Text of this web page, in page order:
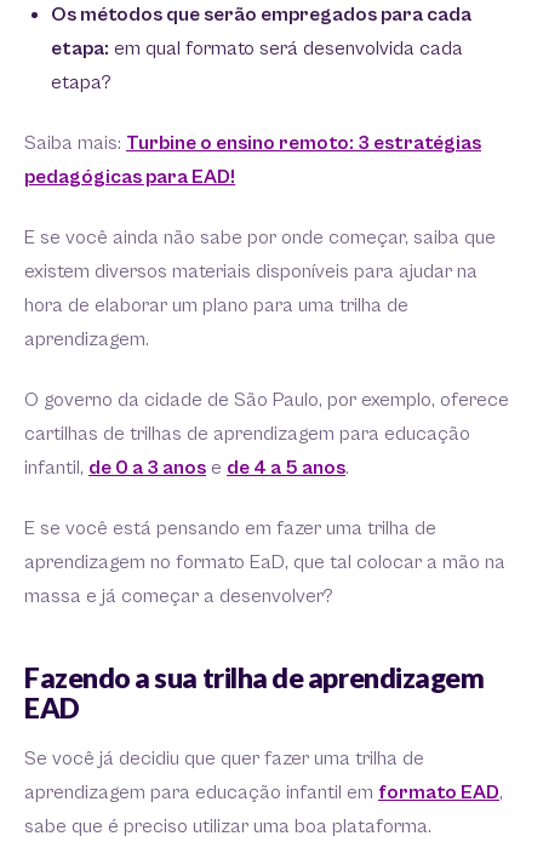
Os métodos que serão empregados para cada
etapa: em qual formato será desenvolvida cada
etapa?
Saiba mais: Turbine o ensino remoto: 3 estratégias
pedagógicas para EAD!
E se você ainda não sabe por onde começar, saiba que
existem diversos materiais disponíveis para ajudar na
hora de elaborar um plano para uma trilha de
aprendizagem.
O governo da cidade de São Paulo, por exemplo, oferece
cartilhas de trilhas de aprendizagem para educação
infantil, de 0 a 3 anos e de 4 a 5 anos.
E se você está pensando em fazer uma trilha de
aprendizagem no formato EaD, que tal colocar a mão na
massa e já começar a desenvolver?
Fazendo a sua trilha de aprendizagem
EAD
Se você já decidiu que quer fazer uma trilha de
aprendizagem para educação infantil em formato EAD,
sabe que é preciso utilizar uma boa plataforma.